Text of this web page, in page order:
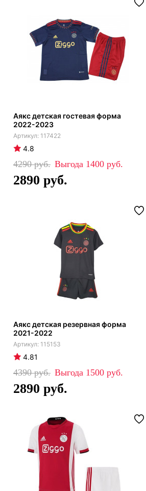
Аякс детская гостевая форма
2022-2023
117422
4.8
4290 1400
2890
Аякс детская резервная форма
2021-2022
115153
4.81
4390 1500
2890